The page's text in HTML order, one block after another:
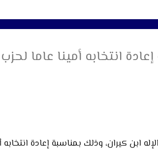
انتخابه أمينا عاما لحزب
كيران، وذلك بمناسبة إعادة انتخابه